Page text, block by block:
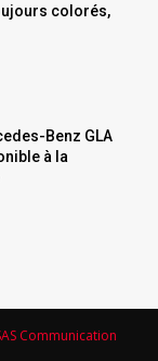
colorés,
Benz GLA
à la
Communication